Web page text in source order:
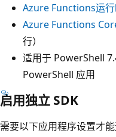
Azure Functions运
Azure Functions
行）
适用于 PowerShell
PowerShell 应用
启用独立 SDK
需要以下应用程序设置才